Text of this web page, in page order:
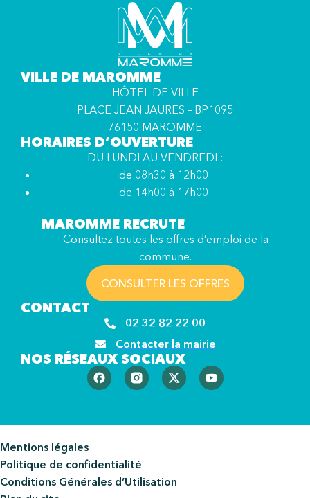
VILLE DE MAROMME
HÔTEL DE VILLE
PLACE JEAN JAURES – BP1095
76150 MAROMME
HORAIRES D’OUVERTURE
DU LUNDI AU VENDREDI :
de 08h30 à 12h00
de 14h00 à 17h00
MAROMME RECRUTE
Consultez toutes les offres d’emploi de la
commune.
CONSULTER LES OFFRES
CONTACT
02 32 82 22 00
Contacter la mairie
NOS RÉSEAUX SOCIAUX
Mentions légales
Politique de confidentialité
Conditions Générales d’Utilisation